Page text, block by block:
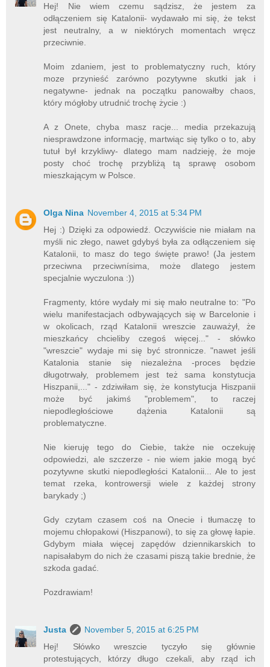
Hej! Nie wiem czemu sądzisz, że jestem za
odłączeniem się Katalonii- wydawało mi się, że tekst
jest neutralny, a w niektórych momentach wręcz
przeciwnie.
Moim zdaniem, jest to problematyczny ruch, który
moze przynieść zarówno pozytywne skutki jak i
negatywne- jednak na początku panowałby chaos,
który mógłoby utrudnić trochę życie :)
A z Onete, chyba masz racje... media przekazują
niesprawdzone informację, martwiąc się tylko o to, aby
tutuł był krzykliwy- dlatego mam nadzieję, że moje
posty choć trochę przybliżą tą sprawę osobom
mieszkającym w Polsce.
Olga Nina November 4, 2015 at 5:34 PM
Hej :) Dzięki za odpowiedź. Oczywiście nie miałam na
myśli nic złego, nawet gdybyś była za odłączeniem się
Katalonii, to masz do tego święte prawo! (Ja jestem
przeciwna przeciwnísima, może dlatego jestem
specjalnie wyczulona :))
Fragmenty, które wydały mi się mało neutralne to: "Po
wielu manifestacjach odbywających się w Barcelonie i
w okolicach, rząd Katalonii wreszcie zauważył, że
mieszkańcy chcieliby czegoś więcej..." - słówko
"wreszcie" wydaje mi się być stronnicze. "nawet jeśli
Katalonia stanie się niezależna -proces będzie
długotrwały, problemem jest też sama konstytucja
Hiszpanii,..." - zdziwiłam się, że konstytucja Hiszpanii
może być jakimś "problemem", to raczej
niepodległościowe dążenia Katalonii są
problematyczne.
Nie kieruję tego do Ciebie, także nie oczekuję
odpowiedzi, ale szczerze - nie wiem jakie mogą być
pozytywne skutki niepodległości Katalonii... Ale to jest
temat rzeka, kontrowersji wiele z każdej strony
barykady ;)
Gdy czytam czasem coś na Onecie i tłumaczę to
mojemu chłopakowi (Hiszpanowi), to się za głowę łapie.
Gdybym miała więcej zapędów dziennikarskich to
napisałabym do nich że czasami piszą takie brednie, że
szkoda gadać.
Pozdrawiam!
Justa
November 5, 2015 at 6:25 PM
Hej! Słówko wreszcie tyczyło się głównie
protestujących, którzy długo czekali, aby rząd ich